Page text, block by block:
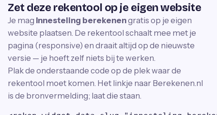
Zet deze rekentool op je eigen website
Je mag Innesteling berekenengratis op je eigen
website plaatsen. De rekentool schaalt mee met je
pagina (responsive) en draait altijd op de nieuwste
versie — je hoeft zelf niets bij te werken.
Plak de onderstaande code op de plek waar de
rekentool moet komen. Het linkje naar Berekenen.nl
is de bronvermelding; laat die staan.